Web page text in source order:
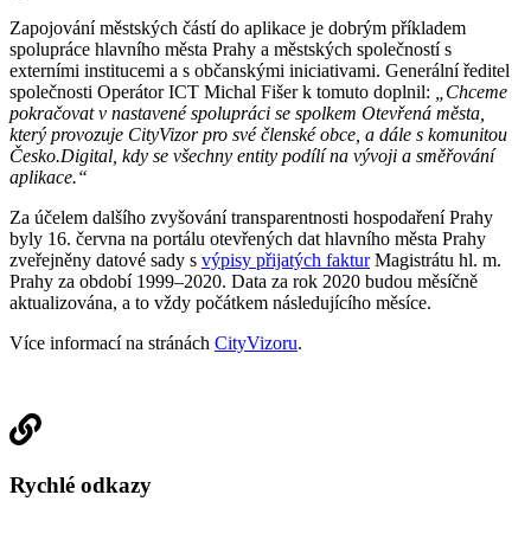
Zapojování městských částí do aplikace je dobrým příkladem
spolupráce hlavního města Prahy a městských společností s
externími institucemi a s občanskými iniciativami. Generální ředitel
společnosti Operátor ICT Michal Fišer k tomuto doplnil: „Chceme
pokračovat v nastavené spolupráci se spolkem Otevřená města,
který provozuje CityVizor pro své členské obce, a dále s komunitou
Česko.Digital, kdy se všechny entity podílí na vývoji a směřování
aplikace.“
Za účelem dalšího zvyšování transparentnosti hospodaření Prahy
byly 16. června na portálu otevřených dat hlavního města Prahy
zveřejněny datové sady s výpisy přijatých fakturMagistrátu hl. m.
Prahy za období 1999–2020. Data za rok 2020 budou měsíčně
aktualizována, a to vždy počátkem následujícího měsíce.
Více informací na stránách CityVizoru.
Rychlé odkazy